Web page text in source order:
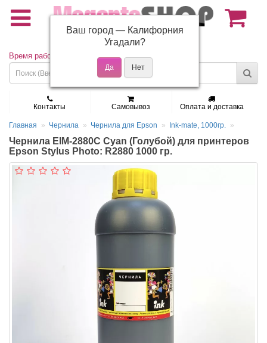
(495) 150-01-37
Время работы: Пн - Пт 9:30 - 19:00
Контакты Самовывоз Оплата и доставка
Главная Чернила Чернила для Epson Ink-mate, 1000гр.
Чернила EIM-2880C Cyan (Голубой) для принтеров
Epson Stylus Photo: R2880 1000 гр.
Ваш город — Калифорния
Угадали?